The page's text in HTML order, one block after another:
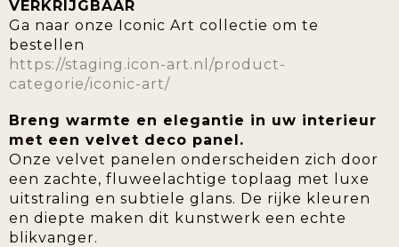
VERKRIJGBAAR
Ga naar onze Iconic Art collectie om te
bestellen
https://staging.icon-art.nl/product-
categorie/iconic-art/
Breng warmte en elegantie in uw interieur
met een velvet deco panel.
Onze velvet panelen onderscheiden zich door
een zachte, fluweelachtige toplaag met luxe
uitstraling en subtiele glans. De rijke kleuren
en diepte maken dit kunstwerk een echte
blikvanger.